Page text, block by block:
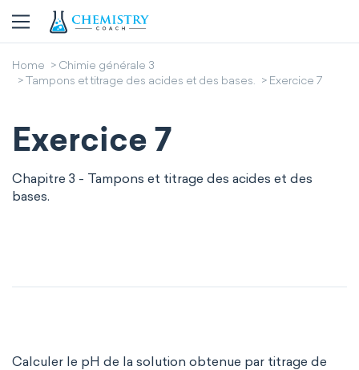
Home
Chimie générale 3
Tampons et titrage des acides et des bases.
Exercice 7
Exercice 7
Chapitre 3 - Tampons et titrage des acides et des
bases.
Calculer le pH de la solution obtenue par titrage de